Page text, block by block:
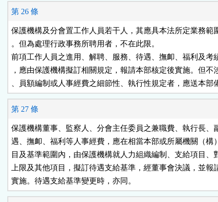
第 26 條
保護機構及分會置工作人員若干人，其應具本法所定業務範
。但為處理行政事務所聘用者，不在此限。
前項工作人員之進用、解聘、服務、待遇、撫卹、福利及考
，應由保護機構擬訂相關規定，報請本部核定後實施。但不
、員額編制或人事經費之細節性、執行性規定者，應送本部
第 27 條
保護機構董事、監察人、分會主任委員之兼職費、執行長、
遇、撫卹、福利等人事經費，應在相當本部或所屬機關（構
目及基準範圍內，由保護機構就人力組織編制、支給項目、
上限及其他項目，擬訂待遇支給基準，經董事會決議，並報
實施。待遇支給基準變更時，亦同。